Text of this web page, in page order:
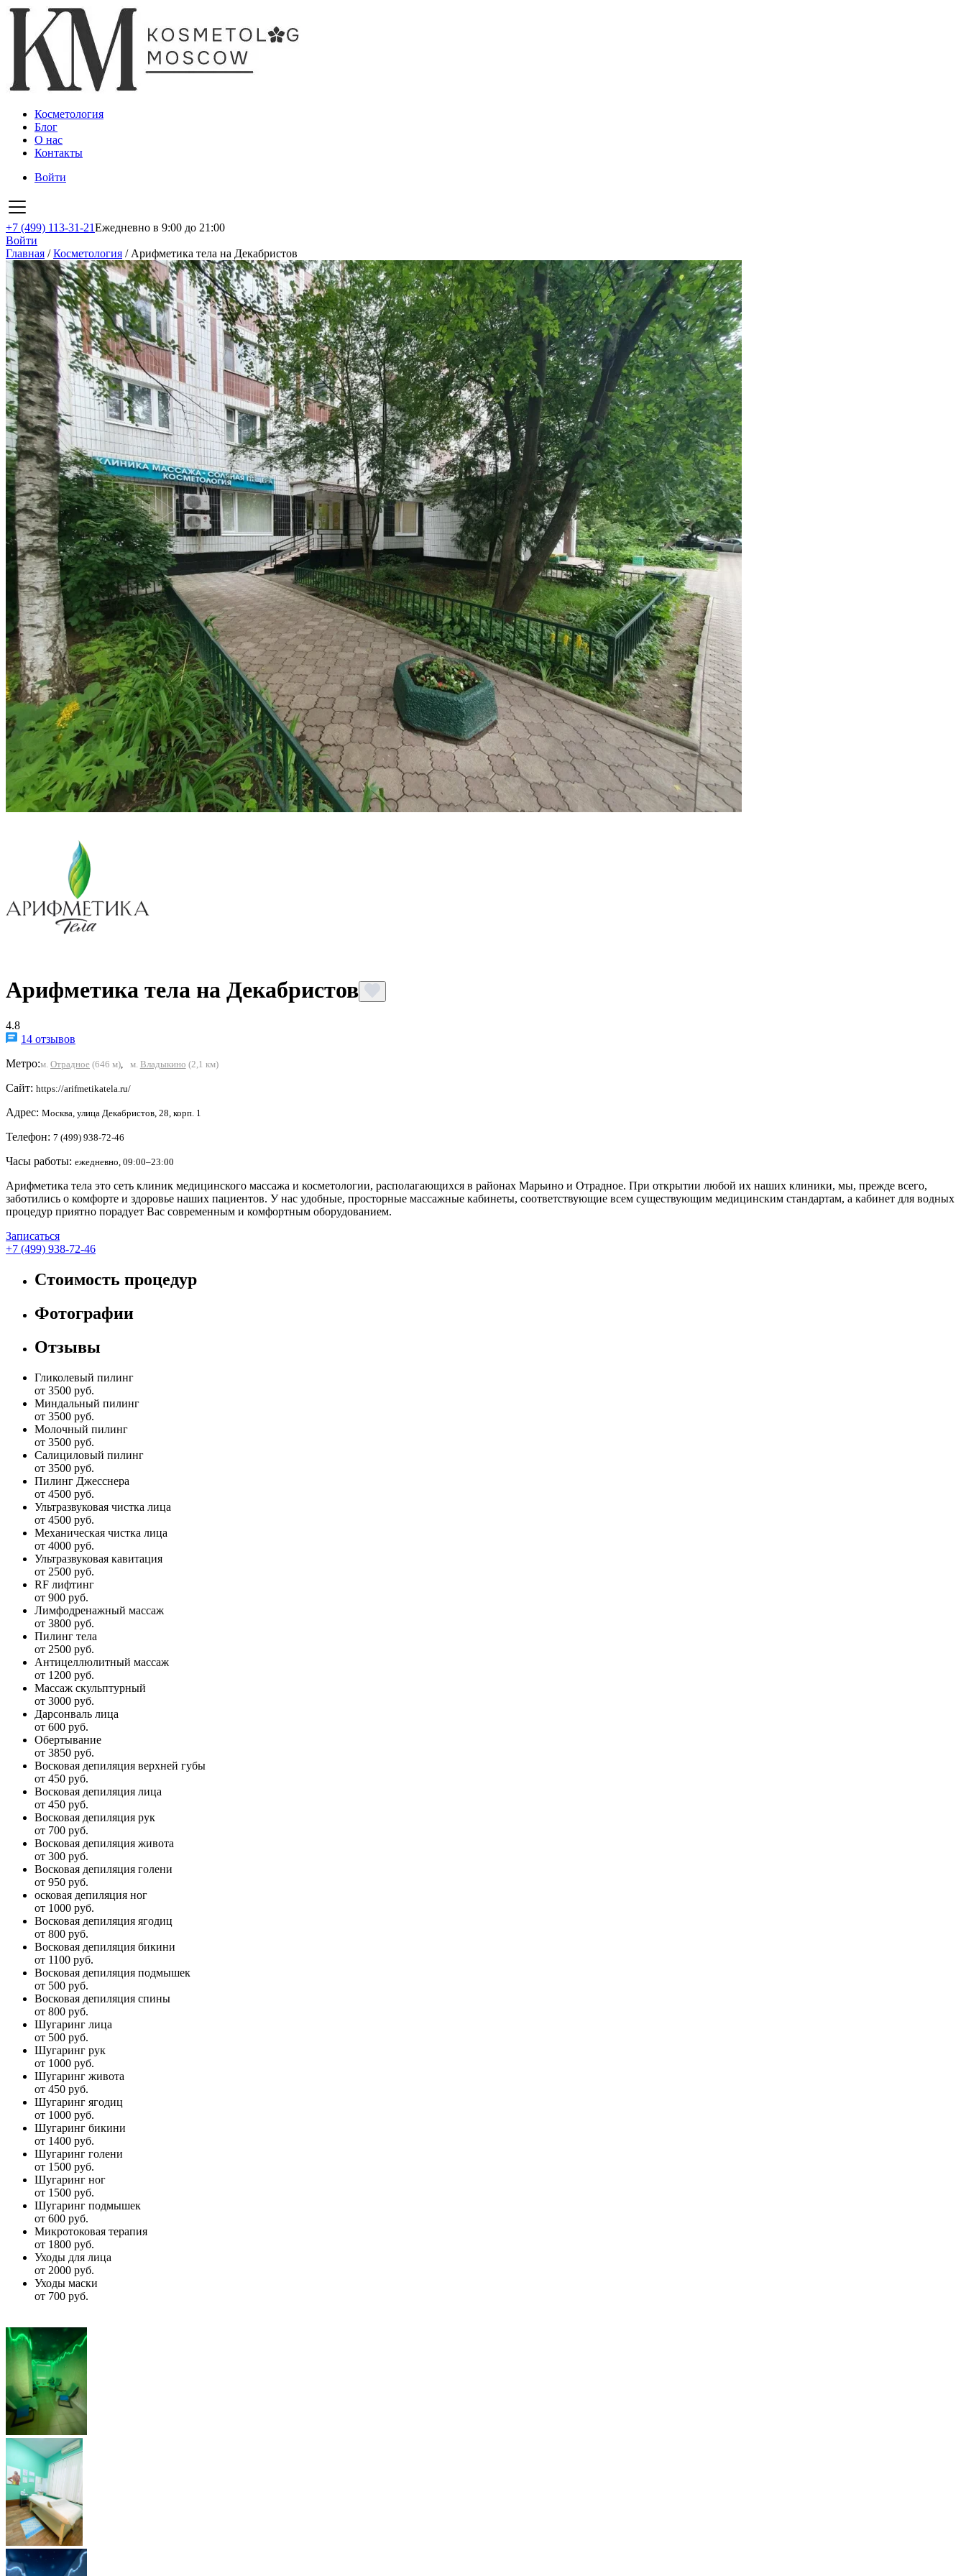
Косметология
Блог
О нас
Контакты
Войти
+7 (499) 113-31-21Ежедневно в 9:00 до 21:00
Войти
Главная /Косметология / Арифметика тела на Декабристов
Арифметика тела на Декабристов
4.8
14 отзывов
Метро:м. Отрадное (646 м) м. Владыкино (2,1 км)
Сайт: https://arifmetikatela.ru/
Адрес: Москва, улица Декабристов, 28, корп. 1
Телефон: 7 (499) 938-72-46
Часы работы: ежедневно, 09:00–23:00
Арифметика тела это сеть клиник медицинского массажа и косметологии, располагающихся в районах Марьино и Отрадное. При открытии любой их наших клиники, мы, прежде всего,
заботились о комфорте и здоровье наших пациентов. У нас удобные, просторные массажные кабинеты, соответствующие всем существующим медицинским стандартам, а кабинет для водных
процедур приятно порадует Вас современным и комфортным оборудованием.
Записаться
+7 (499) 938-72-46
Стоимость процедур
Фотографии
Отзывы
Гликолевый пилинг
от 3500 руб.
Миндальный пилинг
от 3500 руб.
Молочный пилинг
от 3500 руб.
Салициловый пилинг
от 3500 руб.
Пилинг Джесснера
от 4500 руб.
Ультразвуковая чистка лица
от 4500 руб.
Механическая чистка лица
от 4000 руб.
Ультразвуковая кавитация
от 2500 руб.
RF лифтинг
от 900 руб.
Лимфодренажный массаж
от 3800 руб.
Пилинг тела
от 2500 руб.
Антицеллюлитный массаж
от 1200 руб.
Массаж скульптурный
от 3000 руб.
Дарсонваль лица
от 600 руб.
Обертывание
от 3850 руб.
Восковая депиляция верхней губы
от 450 руб.
Восковая депиляция лица
от 450 руб.
Восковая депиляция рук
от 700 руб.
Восковая депиляция живота
от 300 руб.
Восковая депиляция голени
от 950 руб.
осковая депиляция ног
от 1000 руб.
Восковая депиляция ягодиц
от 800 руб.
Восковая депиляция бикини
от 1100 руб.
Восковая депиляция подмышек
от 500 руб.
Восковая депиляция спины
от 800 руб.
Шугаринг лица
от 500 руб.
Шугаринг рук
от 1000 руб.
Шугаринг живота
от 450 руб.
Шугаринг ягодиц
от 1000 руб.
Шугаринг бикини
от 1400 руб.
Шугаринг голени
от 1500 руб.
Шугаринг ног
от 1500 руб.
Шугаринг подмышек
от 600 руб.
Микротоковая терапия
от 1800 руб.
Уходы для лица
от 2000 руб.
Уходы маски
от 700 руб.